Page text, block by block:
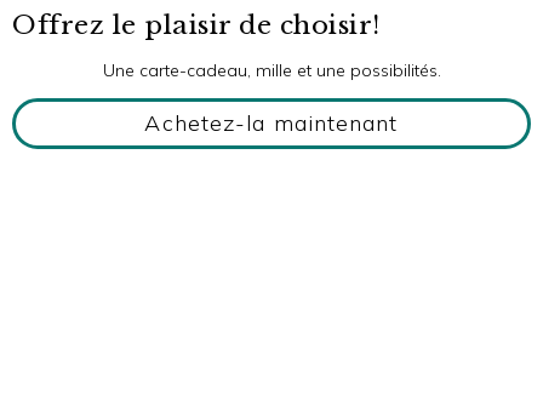
Offrez le plaisir de choisir!
Une carte-cadeau, mille et une possibilités.
Achetez-la maintenant